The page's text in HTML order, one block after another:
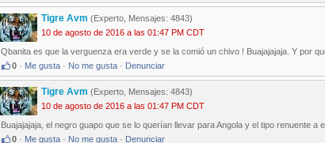
Tigre Avm (Experto, Mensajes: 4843)
10 de agosto de 2016 a las 01:47 PM CDT
Qbanita es que la verguenza era verde y se la comió un chivo ! Buajajajaja. Y por
0 · Me gusta · No me gusta · Denunciar
Tigre Avm (Experto, Mensajes: 4843)
10 de agosto de 2016 a las 01:47 PM CDT
Buajajajaja, el negro guapo que se lo querían llevar para Angola y el tipo renuente a
0 · Me gusta · No me gusta · Denunciar